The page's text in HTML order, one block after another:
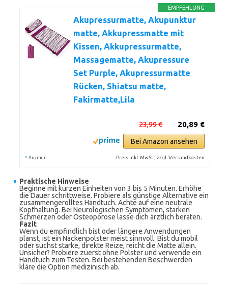
EMPFEHLUNG
Akupressurmatte, Akupunktur
matte, Akkupressmatte mit
Kissen, Akkupressurmatte,
Massagematte, Akupressure
Set Purple, Akupressurmatte
Rücken, Shiatsu matte,
Fakirmatte,Lila
20,89 €
23,99 €
Bei Amazon ansehen
* Anzeige Preis inkl. MwSt., zzgl. Versandkosten
Praktische Hinweise
Beginne mit kurzen Einheiten von 3 bis 5 Minuten. Erhöhe
die Dauer schrittweise. Probiere als günstige Alternative ein
zusammengerolltes Handtuch. Achte auf eine neutrale
Kopfhaltung. Bei Neurologischen Symptomen, starken
Schmerzen oder Osteoporose lasse dich ärztlich beraten.
Fazit
Wenn du empfindlich bist oder längere Anwendungen
planst, ist ein Nackenpolster meist sinnvoll. Bist du mobil
oder suchst starke, direkte Reize, reicht die Matte allein.
Unsicher? Probiere zuerst ohne Polster und verwende ein
Handtuch zum Testen. Bei bestehenden Beschwerden
kläre die Option medizinisch ab.